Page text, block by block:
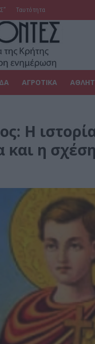
Ταυτότητα
ΑΓΡΟΤΙΚΑ
Η
η